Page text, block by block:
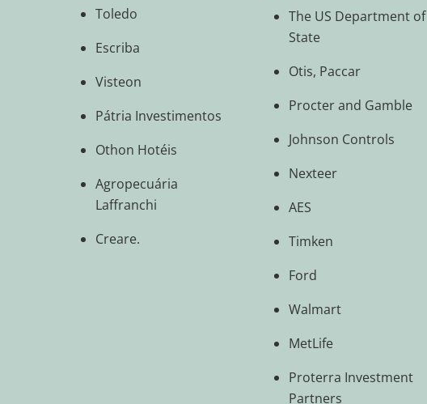
Toledo
Escriba
Visteon
Pátria Investimentos
Othon Hotéis
Agropecuária
Laffranchi
Creare.
The US Department of
State
Otis, Paccar
Procter and Gamble
Johnson Controls
Nexteer
AES
Timken
Ford
Walmart
MetLife
Proterra Investment
Partners